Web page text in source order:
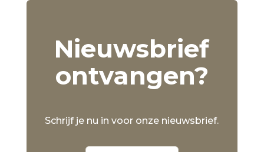
Nieuwsbrief
ontvangen?
Schrijf je nu in voor onze nieuwsbrief.